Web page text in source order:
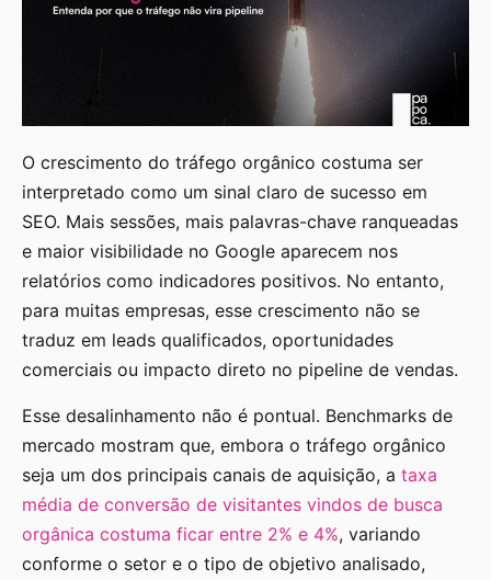
O crescimento do tráfego orgânico costuma ser
interpretado como um sinal claro de sucesso em
SEO. Mais sessões, mais palavras-chave ranqueadas
e maior visibilidade no Google aparecem nos
relatórios como indicadores positivos. No entanto,
para muitas empresas, esse crescimento não se
traduz em leads qualificados, oportunidades
comerciais ou impacto direto no pipeline de vendas.
Esse desalinhamento não é pontual. Benchmarks de
mercado mostram que, embora o tráfego orgânico
seja um dos principais canais de aquisição, a taxa
média de conversão de visitantes vindos de busca
orgânica costuma ficar entre 2% e 4%, variando
conforme o setor e o tipo de objetivo analisado,